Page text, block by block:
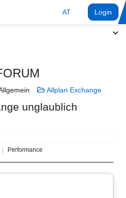
AT Login
Allplan Exchange
unglaublich
Performance